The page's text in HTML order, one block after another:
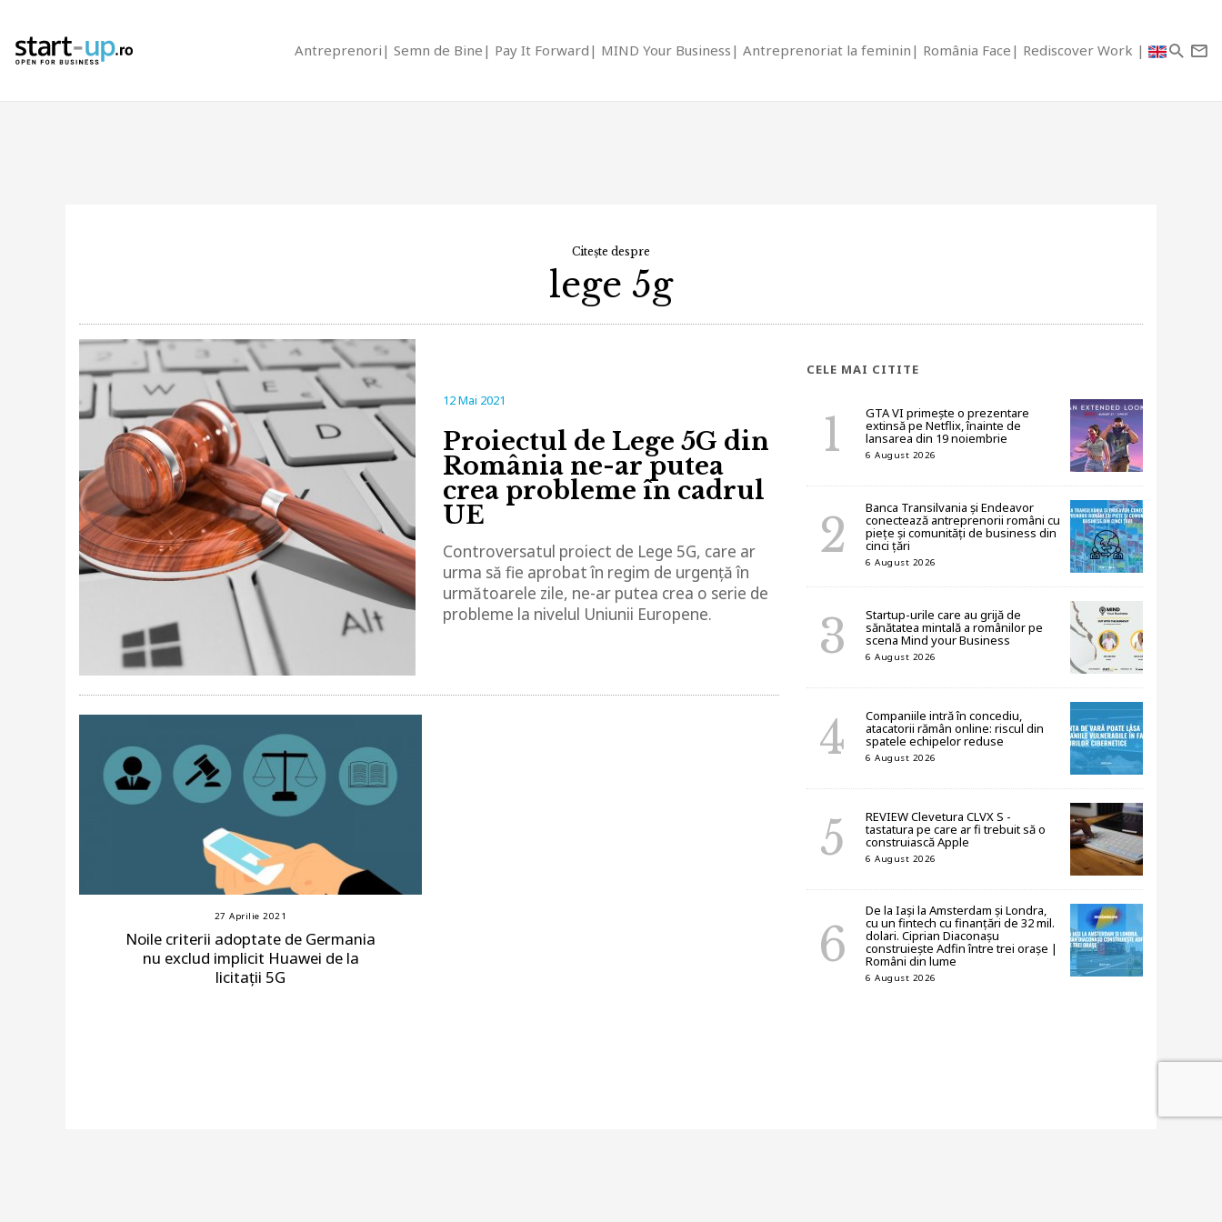
Antreprenori Semn de Bine Pay It Forward MIND Your Business Antreprenoriat la feminin România Face Rediscover Work
Citește despre
lege 5g
12 Mai 2021
Proiectul de Lege 5G din
România ne-ar putea
crea probleme în cadrul
UE
Controversatul proiect de Lege 5G, care ar
urma să fie aprobat în regim de urgență în
următoarele zile, ne-ar putea crea o serie de
probleme la nivelul Uniunii Europene.
27 Aprilie 2021
Noile criterii adoptate de Germania
nu exclud implicit Huawei de la
licitații 5G
CELE MAI CITITE
GTA VI primește o prezentare
extinsă pe Netflix, înainte de
lansarea din 19 noiembrie
6 August 2026
Banca Transilvania și Endeavor
conectează antreprenorii români cu
piețe și comunități de business din
cinci țări
6 August 2026
Startup-urile care au grijă de
sănătatea mintală a românilor pe
scena Mind your Business
6 August 2026
Companiile intră în concediu,
atacatorii rămân online: riscul din
spatele echipelor reduse
6 August 2026
REVIEW Clevetura CLVX S -
tastatura pe care ar fi trebuit să o
construiască Apple
6 August 2026
De la Iași la Amsterdam și Londra,
cu un fintech cu finanțări de 32 mil.
dolari. Ciprian Diaconașu
construiește Adfin între trei orașe |
Români din lume
6 August 2026